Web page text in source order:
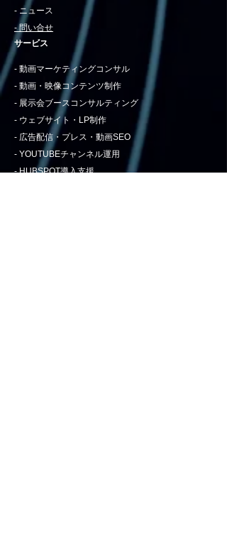
- ニュース
​- 問い合せ
サービス​
- 動画マーケティングコンサル
- 動画・映像コンテンツ制作
- 展示会ブースコンサルティング
​- ウェブサイト・LP制作
- 広告配信・プレス・動画SEO
- YOUTUBEチャンネル運用
- HUBSPOT導入支援